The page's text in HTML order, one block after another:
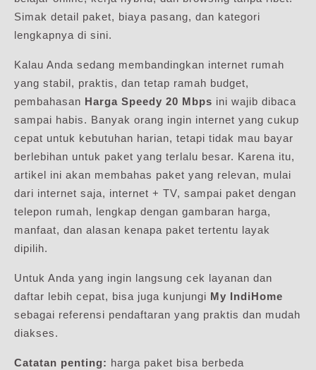
Simak detail paket, biaya pasang, dan kategori
lengkapnya di sini.
Kalau Anda sedang membandingkan internet rumah
yang stabil, praktis, dan tetap ramah budget,
pembahasan Harga Speedy 20 Mbps ini wajib dibaca
sampai habis. Banyak orang ingin internet yang cukup
cepat untuk kebutuhan harian, tetapi tidak mau bayar
berlebihan untuk paket yang terlalu besar. Karena itu,
artikel ini akan membahas paket yang relevan, mulai
dari internet saja, internet + TV, sampai paket dengan
telepon rumah, lengkap dengan gambaran harga,
manfaat, dan alasan kenapa paket tertentu layak
dipilih.
Untuk Anda yang ingin langsung cek layanan dan
daftar lebih cepat, bisa juga kunjungi My IndiHome
sebagai referensi pendaftaran yang praktis dan mudah
diakses.
Catatan penting: harga paket bisa berbeda